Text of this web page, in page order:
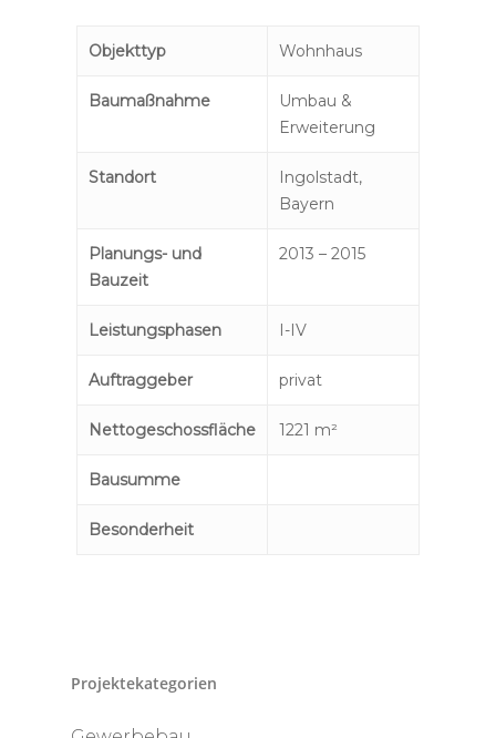
Objekttyp Wohnhaus
Baumaßnahme
Umbau &
Erweiterung
Standort
Ingolstadt,
Bayern
Planungs- und
Bauzeit
2013 – 2015
Leistungsphasen I-IV
Auftraggeber privat
Nettogeschossfläche 1221 m²
Bausumme
Besonderheit
Projektekategorien